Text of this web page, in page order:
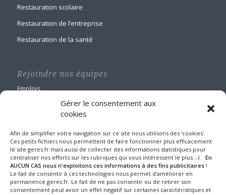
Gérer le consentement aux
cookies
Afin de simplifier votre navigation sur ce site nous utilisons des 'cookies'.
Ces petits fichiers nous permettent de faire fonctionner plus efficacement
le site geres.fr mais aussi de collecter des informations statistiques pour
centraliser nos efforts sur les rubriques qui vous intéressent le plus :-) . En
AUCUN CAS nous n'exploitons ces informations à des fins publicitaires !
Le fait de consentir à ces technologies nous permet d'améliorer en
permanence geres.fr. Le fait de ne pas consentir ou de retirer son
consentement peut avoir un effet négatif sur certaines caractéristiques et
Restauration scolaire
Restauration de l’entreprise
Restauration de la santé
Rejoindre nos équipes
Emplois
GERES Restauration
Maison Blanche
1 route de Nangis - BP 60588
77016 MELUN CEDEX